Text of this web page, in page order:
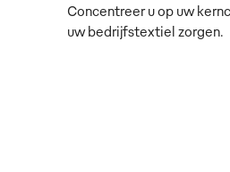
Concentreer u op uw
uw bedrijfstextiel zorgen.